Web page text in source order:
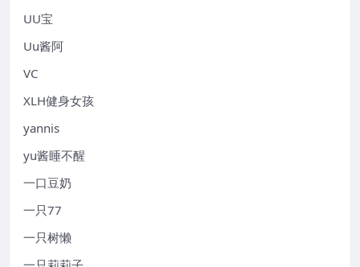
UU宝
Uu酱阿
VC
XLH健身女孩
yannis
yu酱睡不醒
一口豆奶
一只77
一只树懒